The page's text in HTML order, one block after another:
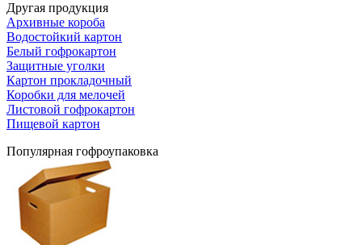
Другая продукция
Архивные короба
Водостойкий картон
Белый гофрокартон
Защитные уголки
Картон прокладочный
Коробки для мелочей
Листовой гофрокартон
Пищевой картон
Популярная гофроупаковка